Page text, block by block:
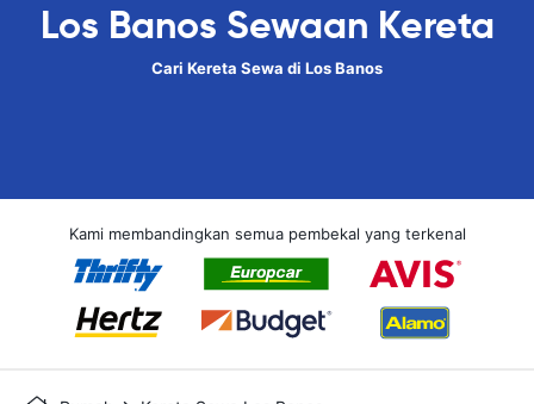
Los Banos Sewaan Kereta
Cari Kereta Sewa di Los Banos
Kami membandingkan semua pembekal yang terkenal